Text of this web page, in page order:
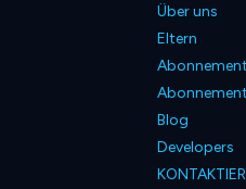
Über uns
Eltern
Blog
Developers